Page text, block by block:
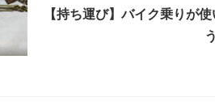
【持ち運び】バイク乗りが